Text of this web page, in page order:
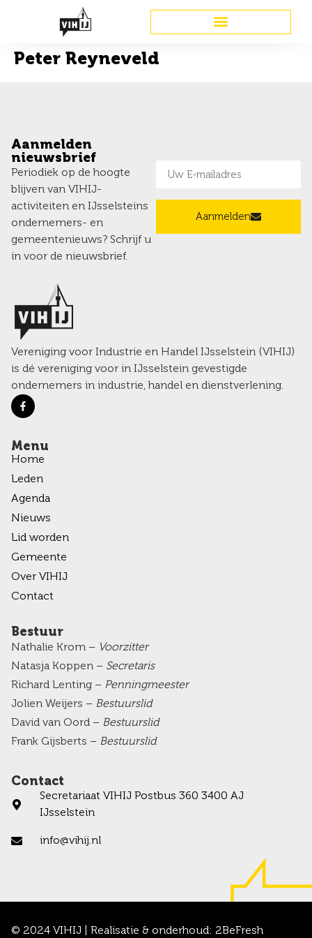
Peter Reyneveld
Aanmelden
nieuwsbrief
Periodiek op de hoogte
blijven van VIHIJ-
activiteiten en IJsselsteins
ondernemers- en
gemeentenieuws? Schrijf u
in voor de nieuwsbrief.
Aanmelden
Vereniging voor Industrie en Handel IJsselstein (VIHIJ)
is dé vereniging voor in IJsselstein gevestigde
ondernemers in industrie, handel en dienstverlening.
Menu
Home
Leden
Agenda
Nieuws
Lid worden
Gemeente
Over VIHIJ
Contact
Bestuur
Nathalie Krom – Voorzitter
Natasja Koppen – Secretaris
Richard Lenting – Penningmeester
Jolien Weijers – Bestuurslid
David van Oord – Bestuurslid
Frank Gijsberts – Bestuurslid
Contact
Secretariaat VIHIJ Postbus 360 3400 AJ
IJsselstein
info@vihij.nl
© 2024 VIHIJ | Realisatie & onderhoud: 2BeFresh